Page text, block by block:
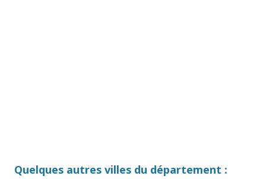
Quelques autres villes du département :